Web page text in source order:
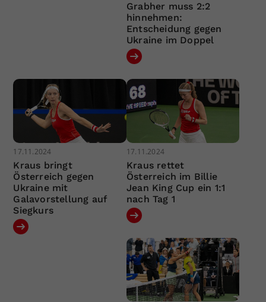
Grabher muss 2:2
hinnehmen:
Entscheidung gegen
Ukraine im Doppel
17.11.2024
Kraus bringt
Österreich gegen
Ukraine mit
Galavorstellung auf
Siegkurs
17.11.2024
Kraus rettet
Österreich im Billie
Jean King Cup ein 1:1
nach Tag 1